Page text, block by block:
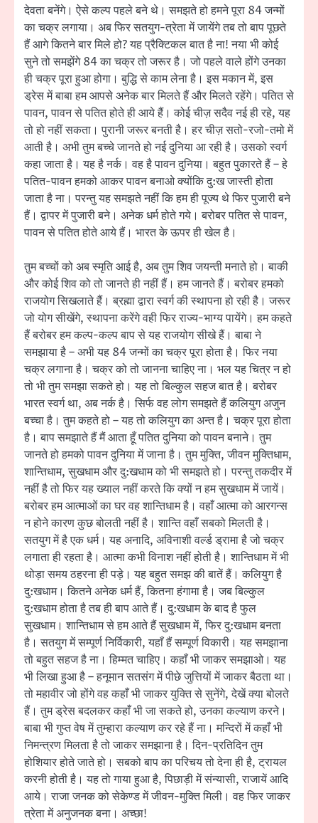
देवता बनेंगे। ऐसे कल्प पहले बने थे। समझते हो हमने पूरा 84 जन्मों
का चक्र लगाया। अब फिर सतयुग-त्रेता में जायेंगे तब तो बाप पूछते
हैं आगे कितने बार मिले हो? यह प्रैक्टिकल बात है ना! नया भी कोई
सुने तो समझेंगे 84 का चक्र तो जरूर है। जो पहले वाले होंगे उनका
ही चक्र पूरा हुआ होगा। बुद्धि से काम लेना है। इस मकान में, इस
ड्रेस में बाबा हम आपसे अनेक बार मिलते हैं और मिलते रहेंगे। पतित से
पावन, पावन से पतित होते ही आये हैं। कोई चीज़ सदैव नई ही रहे, यह
तो हो नहीं सकता। पुरानी जरूर बनती है। हर चीज़ सतो-रजो-तमो में
आती है। अभी तुम बच्चे जानते हो नई दुनिया आ रही है। उसको स्वर्ग
कहा जाता है। यह है नर्क। वह है पावन दुनिया। बहुत पुकारते हैं – हे
पतित-पावन हमको आकर पावन बनाओ क्योंकि दु:ख जास्ती होता
जाता है ना। परन्तु यह समझते नहीं कि हम ही पूज्य थे फिर पुजारी बने
हैं। द्वापर में पुजारी बने। अनेक धर्म होते गये। बरोबर पतित से पावन,
पावन से पतित होते आये हैं। भारत के ऊपर ही खेल है।
तुम बच्चों को अब स्मृति आई है, अब तुम शिव जयन्ती मनाते हो। बाकी
और कोई शिव को तो जानते ही नहीं हैं। हम जानते हैं। बरोबर हमको
राजयोग सिखलाते हैं। ब्रह्मा द्वारा स्वर्ग की स्थापना हो रही है। जरूर
जो योग सीखेंगे, स्थापना करेंगे वही फिर राज्य-भाग्य पायेंगे। हम कहते
हैं बरोबर हम कल्प-कल्प बाप से यह राजयोग सीखे हैं। बाबा ने
समझाया है – अभी यह 84 जन्मों का चक्र पूरा होता है। फिर नया
चक्र लगाना है। चक्र को तो जानना चाहिए ना। भल यह चित्र न हो
तो भी तुम समझा सकते हो। यह तो बिल्कुल सहज बात है। बरोबर
भारत स्वर्ग था, अब नर्क है। सिर्फ वह लोग समझते हैं कलियुग अजुन
बच्चा है। तुम कहते हो – यह तो कलियुग का अन्त है। चक्र पूरा होता
है। बाप समझाते हैं मैं आता हूँ पतित दुनिया को पावन बनाने। तुम
जानते हो हमको पावन दुनिया में जाना है। तुम मुक्ति, जीवन मुक्तिधाम,
शान्तिधाम, सुखधाम और दु:खधाम को भी समझते हो। परन्तु तकदीर में
नहीं है तो फिर यह ख्याल नहीं करते कि क्यों न हम सुखधाम में जायें।
बरोबर हम आत्माओं का घर वह शान्तिधाम है। वहाँ आत्मा को आरगन्स
न होने कारण कुछ बोलती नहीं है। शान्ति वहाँ सबको मिलती है।
सतयुग में है एक धर्म। यह अनादि, अविनाशी वर्ल्ड ड्रामा है जो चक्र
लगाता ही रहता है। आत्मा कभी विनाश नहीं होती है। शान्तिधाम में भी
थोड़ा समय ठहरना ही पड़े। यह बहुत समझ की बातें हैं। कलियुग है
दु:खधाम। कितने अनेक धर्म हैं, कितना हंगामा है। जब बिल्कुल
दु:खधाम होता है तब ही बाप आते हैं। दु:खधाम के बाद है फुल
सुखधाम। शान्तिधाम से हम आते हैं सुखधाम में, फिर दु:खधाम बनता
है। सतयुग में सम्पूर्ण निर्विकारी, यहाँ हैं सम्पूर्ण विकारी। यह समझाना
तो बहुत सहज है ना। हिम्मत चाहिए। कहाँ भी जाकर समझाओ। यह
भी लिखा हुआ है – हनूमान सतसंग में पीछे जुत्तियों में जाकर बैठता था।
तो महावीर जो होंगे वह कहाँ भी जाकर युक्ति से सुनेंगे, देखें क्या बोलते
हैं। तुम ड्रेस बदलकर कहाँ भी जा सकते हो, उनका कल्याण करने।
बाबा भी गुप्त वेष में तुम्हारा कल्याण कर रहे हैं ना। मन्दिरों में कहाँ भी
निमन्त्रण मिलता है तो जाकर समझाना है। दिन-प्रतिदिन तुम
होशियार होते जाते हो। सबको बाप का परिचय तो देना ही है, ट्रायल
करनी होती है। यह तो गाया हुआ है, पिछाड़ी में संन्यासी, राजायें आदि
आये। राजा जनक को सेकेण्ड में जीवन-मुक्ति मिली। वह फिर जाकर
त्रेता में अनुजनक बना। अच्छा!